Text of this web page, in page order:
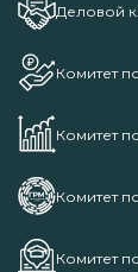
Деловой
Комитет
Комитет
Комитет
Комитет